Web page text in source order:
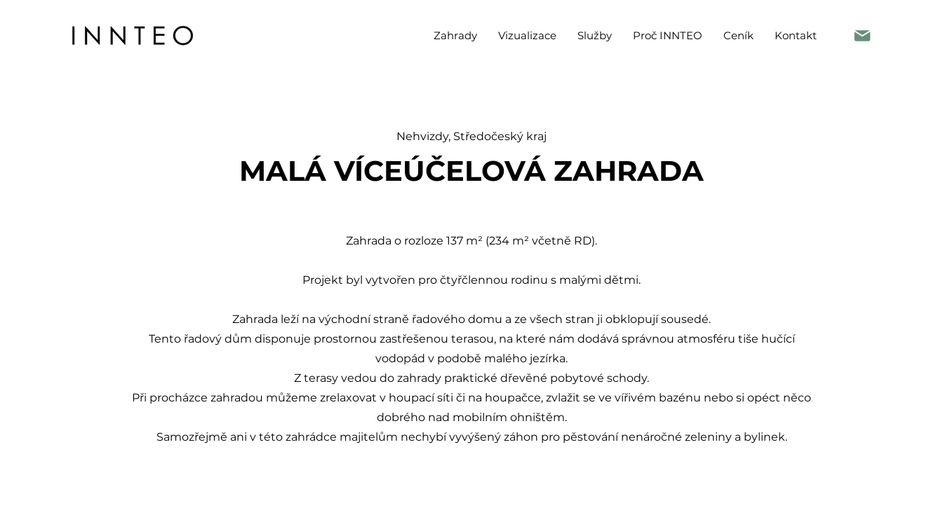
Zahrady Vizualizace Služby Proč INNTEO Ceník Kontakt
Nehvizdy, Středočeský kraj
MALÁ VÍCEÚČELOVÁ ZAHRADA
Zahrada o rozloze 137 m² (234 m² včetně RD).
Projekt byl vytvořen pro čtyřčlennou rodinu s malými dětmi.
Zahrada leží na východní straně řadového domu a ze všech stran ji obklopují sousedé.
Tento řadový dům disponuje prostornou zastřešenou terasou, na které nám dodává správnou atmosféru tiše hučící
vodopád v podobě malého jezírka.
Z terasy vedou do zahrady praktické dřevěné pobytové schody.
Při procházce zahradou můžeme zrelaxovat v houpací síti či na houpačce, zvlažit se ve vířivém bazénu nebo si opéct něco
dobrého nad mobilním ohništěm.
Samozřejmě ani v této zahrádce majitelům nechybí vyvýšený záhon pro pěstování nenáročné zeleniny a bylinek.